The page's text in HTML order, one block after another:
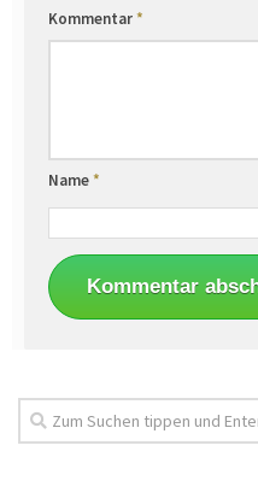
Kommentar*
Name*